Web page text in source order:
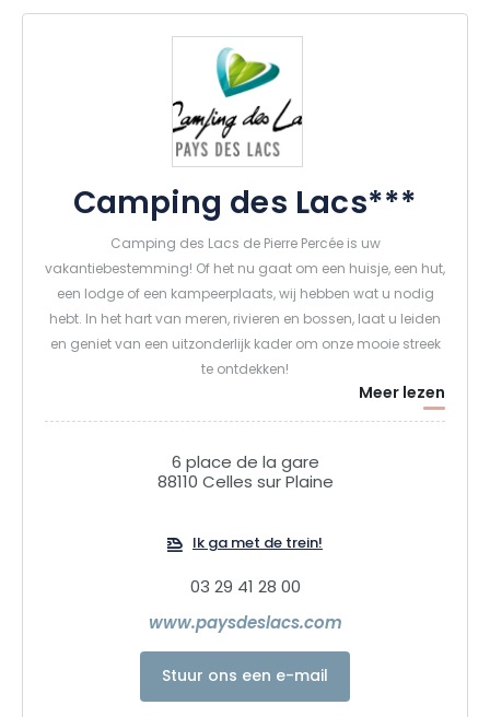
Camping des Lacs***
Camping des Lacs de Pierre Percée is uw
vakantiebestemming! Of het nu gaat om een huisje, een hut,
een lodge of een kampeerplaats, wij hebben wat u nodig
hebt. In het hart van meren, rivieren en bossen, laat u leiden
en geniet van een uitzonderlijk kader om onze mooie streek
te ontdekken!
Wat als u onvergetelijke momenten komt beleven in Pierre-
Percée Pays des Lacs! Neem een duik in onze zwembaden,
ontdek het meer in een kano, verken de boomtoppen met
drankje...
Een verblijf in Pierre-Percée betekent een ruime keuze aan
activiteiten (recreatieparken, wandeltochten, pretparken...),
de ideale plaats om een goede familievakantie door te
Meer lezen
6 place de la gare
88110 Celles sur Plaine
Ik ga met de trein!
03 29 41 28 00
www.paysdeslacs.com
Stuur ons een e-mail